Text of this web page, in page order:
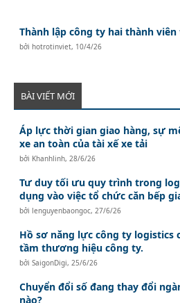
Thành lập công ty hai thành
bởihotrotinviet, 10/4/26
BÀI VIẾT MỚI
Áp lực thời gian giao hàng, sự
xe an toàn của tài xế xe tải
bởi Khanhlinh, 28/6/26
Tư duy tối ưu quy trình trong
dụng vào việc tổ chức căn bếp
bởilenguyenbaongoc, 27/6/26
Hồ sơ năng lực công ty logistics
tầm thương hiệu công ty.
bởiSaigonDigi, 25/6/26
Chuyển đổi số đang thay đổi
nào?